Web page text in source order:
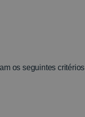
os seguintes